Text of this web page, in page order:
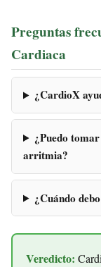
Preguntas
Cardiaca
¿CardioX
¿Puedo
arritmia?
¿Cuándo
Veredicto: